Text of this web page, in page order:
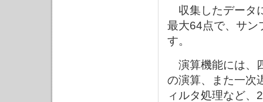
収集したデータ
最大64点で、サン
す。
演算機能には、
の演算、また一次
ィルタ処理など、